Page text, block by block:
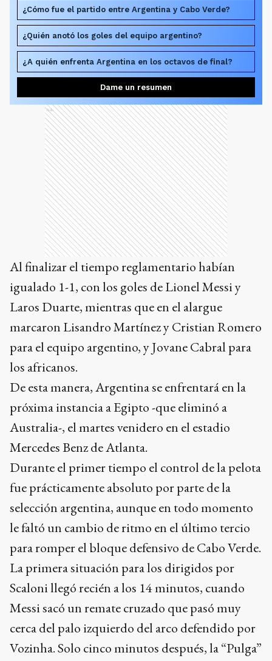
¿Cómo fue el partido entre Argentina y Cabo Verde?
¿Quién anotó los goles del equipo argentino?
¿A quién enfrenta Argentina en los octavos de final?
Dame un resumen
Ads
Al finalizar el tiempo reglamentario habían
igualado 1-1, con los goles de Lionel Messi y
Laros Duarte, mientras que en el alargue
marcaron Lisandro Martínez y Cristian Romero
para el equipo argentino, y Jovane Cabral para
los africanos.
De esta manera, Argentina se enfrentará en la
próxima instancia a Egipto -que eliminó a
Australia-, el martes venidero en el estadio
Mercedes Benz de Atlanta.
Durante el primer tiempo el control de la pelota
fue prácticamente absoluto por parte de la
selección argentina, aunque en todo momento
le faltó un cambio de ritmo en el último tercio
para romper el bloque defensivo de Cabo Verde.
La primera situación para los dirigidos por
Scaloni llegó recién a los 14 minutos, cuando
Messi sacó un remate cruzado que pasó muy
cerca del palo izquierdo del arco defendido por
Vozinha. Solo cinco minutos después, la “Pulga”